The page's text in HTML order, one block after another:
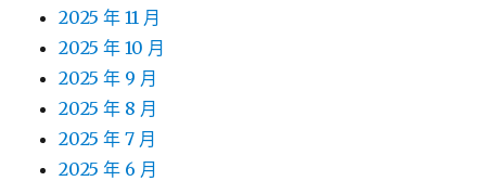
2025 年 11 月
2025 年 10 月
2025 年 9 月
2025 年 8 月
2025 年 7 月
2025 年 6 月